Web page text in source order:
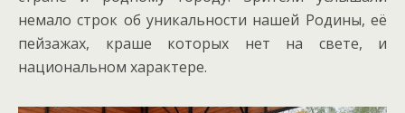
немало строк об уникальности нашей Родины, её
пейзажах, краше которых нет на свете, и
национальном характере.